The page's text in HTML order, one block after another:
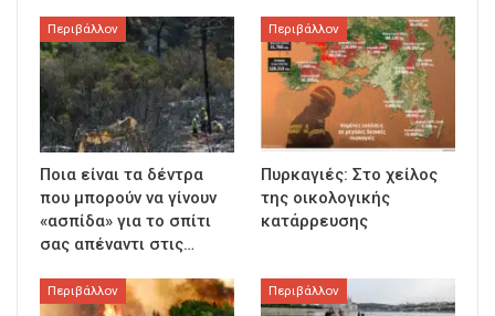
Περιβάλλον
Ποια είναι τα δέντρα
που μπορούν να γίνουν
«ασπίδα» για το σπίτι
σας απέναντι στις…
Περιβάλλον
Πυρκαγιές: Στο χείλος
της οικολογικής
κατάρρευσης
Περιβάλλον Περιβάλλον